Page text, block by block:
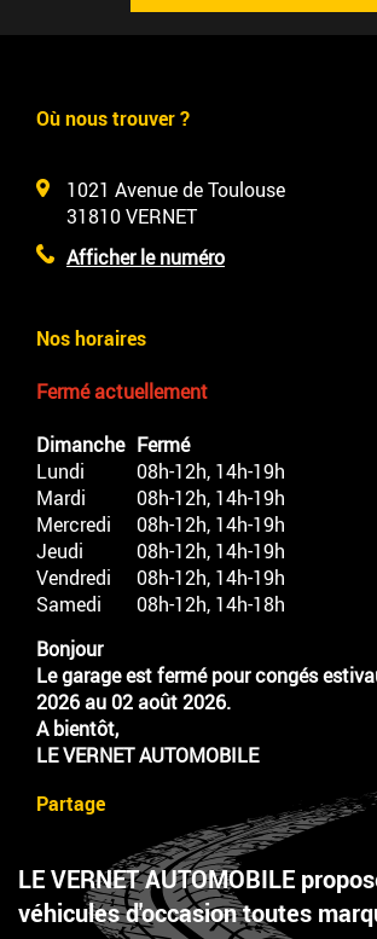
Où nous trouver ?
1021 Avenue de Toulouse
31810VERNET
Afficher le numéro
Nos horaires
Fermé actuellement
Dimanche Fermé
Lundi
08h-12h, 14h-19h
Mardi
08h-12h, 14h-19h
Mercredi
08h-12h, 14h-19h
Jeudi
08h-12h, 14h-19h
Vendredi
08h-12h, 14h-19h
Samedi
08h-12h, 14h-18h
Bonjour
Le garage est fermé pour congés
2026 au 02 août 2026.
A bientôt,
LE VERNET AUTOMOBILE
Partage
LE VERNET AUTOMOBILE
véhicules d'occasion toutes